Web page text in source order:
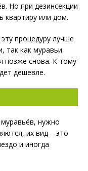
Но при дезинсекции
квартиру или дом.
процедуру лучше
так как муравьи
позже снова. К тому
дешевле.
нужно
их вид – это
и иногда